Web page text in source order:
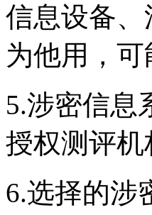
信息设备
为他用，
5.涉密信息
授权测评
6.选择的涉